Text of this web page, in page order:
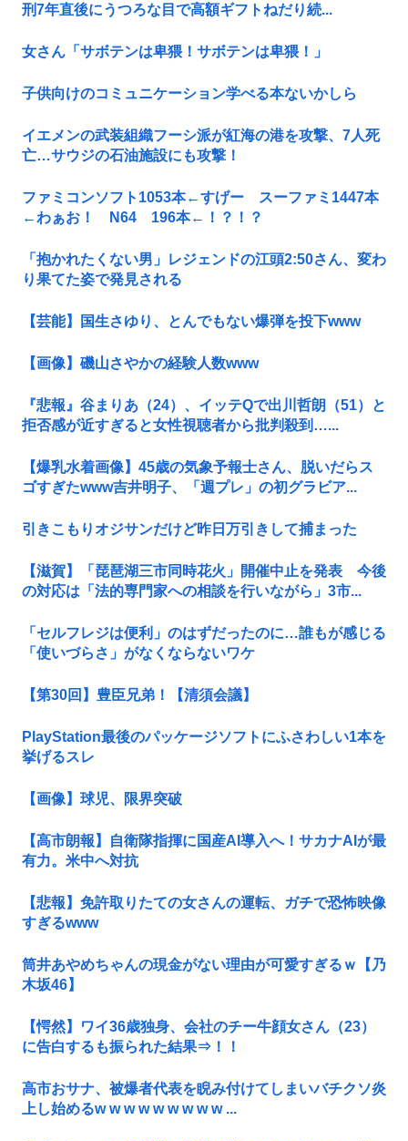
刑7年直後にうつろな目で高額ギフトねだり続...
女さん「サボテンは卑猥！サボテンは卑猥！」
子供向けのコミュニケーション学べる本ないかしら
イエメンの武装組織フーシ派が紅海の港を攻撃、7人死
亡…サウジの石油施設にも攻撃！
ファミコンソフト1053本←すげー スーファミ1447本
←わぁお！ N64 196本←！？！？
「抱かれたくない男」レジェンドの江頭2:50さん、変わ
り果てた姿で発見される
【芸能】国生さゆり、とんでもない爆弾を投下www
【画像】磯山さやかの経験人数www
『悲報』谷まりあ（24）、イッテQで出川哲朗（51）と
拒否感が近すぎると女性視聴者から批判殺到…...
【爆乳水着画像】45歳の気象予報士さん、脱いだらス
ゴすぎたwww吉井明子、「週プレ」の初グラビア...
引きこもりオジサンだけど昨日万引きして捕まった
【滋賀】「琵琶湖三市同時花火」開催中止を発表 今後
の対応は「法的専門家への相談を行いながら」3市...
「セルフレジは便利」のはずだったのに…誰もが感じる
「使いづらさ」がなくならないワケ
【第30回】豊臣兄弟！【清須会議】
PlayStation最後のパッケージソフトにふさわしい1本を
挙げるスレ
【画像】球児、限界突破
【高市朗報】自衛隊指揮に国産AI導入へ！サカナAIが最
有力。米中へ対抗
【悲報】免許取りたての女さんの運転、ガチで恐怖映像
すぎるwww
筒井あやめちゃんの現金がない理由が可愛すぎるｗ【乃
木坂46】
【愕然】ワイ36歳独身、会社のチー牛顔女さん（23）
に告白するも振られた結果⇒！！
高市おサナ、被爆者代表を睨み付けてしまいバチクソ炎
上し始めるw w w w w w w w w ...